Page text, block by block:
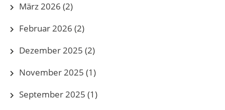
März 2026 (2)
Februar 2026 (2)
Dezember 2025 (2)
November 2025 (1)
September 2025 (1)